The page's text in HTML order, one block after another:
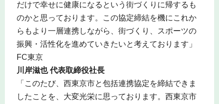
だけで幸せに健康になるという街づくりに帰するも
のかと思っております。この協定締結を機にこれか
らもより一層連携しながら、街づくり、スポーツの
振興・活性化を進めていきたいと考えております」
FC東京
川岸滋也 代表取締役社長
「このたび、西東京市と包括連携協定を締結できま
したことを、大変光栄に思っております。西東京市